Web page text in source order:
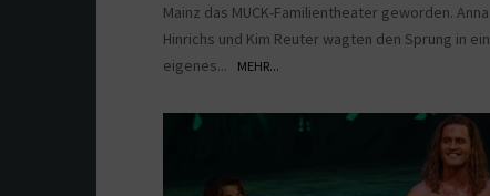
Mainz das MUCK-Familientheater geworden. Anna
Hinrichs und Kim Reuter wagten den Sprung in ein
eigenes...
MEHR...